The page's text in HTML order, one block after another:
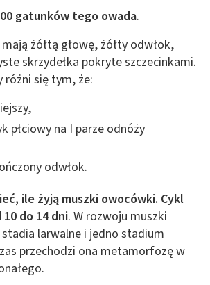
gatunków tego owada.
żółtą głowę, żółty odwłok,
skrzydełka pokryte szczecinkami.
różni się tym, że:
płciowy na I parze odnóży
odwłok.
ile żyją muszki owocówki. Cykl
do 14 dni. W rozwoju muszki
larwalne i jedno stadium
przechodzi ona metamorfozę w